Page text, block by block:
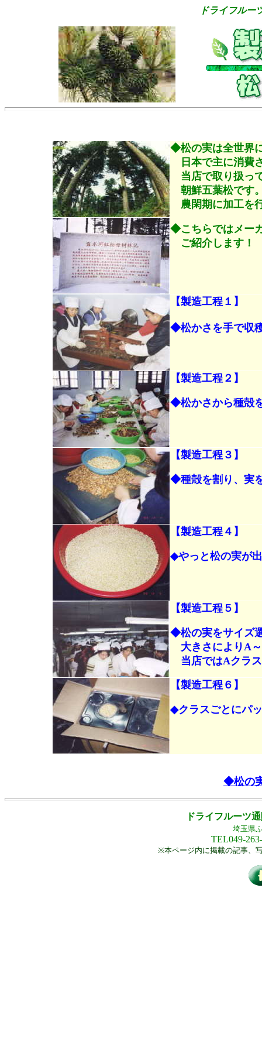
ドライフルー
◆松の実は全世界
日本で主に消費
当店で取り扱っ
朝鮮五葉松です
農閑期に加工を
◆こちらではメー
ご紹介します！
【製造工程１ 】
◆松かさを手で収
【製造工程２】
◆松かさから種殻
【製造工程３】
◆種殻を割り、実
【製造工程４】
◆やっと松の実が
【製造工程５】
◆松の実をサイズ
大きさによりA
当店ではAクラ
【製造工程６】
◆クラスごとにパ
◆松の
ドライフルーツ
埼玉県
TEL049-
※本ページ内に掲載の記事、